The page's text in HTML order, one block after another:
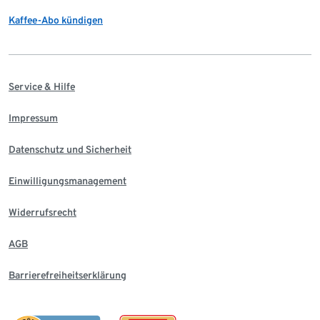
Kaffee-Abo kündigen
Service & Hilfe
Impressum
Datenschutz und Sicherheit
Einwilligungsmanagement
Widerrufsrecht
AGB
Barrierefreiheitserklärung